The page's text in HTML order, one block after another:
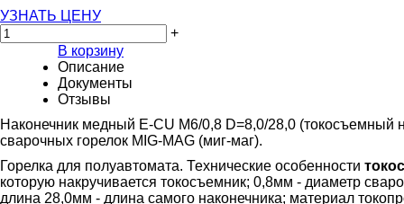
УЗНАТЬ ЦЕНУ
+
В корзину
Описание
Документы
Отзывы
Наконечник медный E-CU М6/0,8 D=8,0/28,0 (токосъемный
сварочных горелок MIG-MAG (миг-маг).
Горелка для полуавтомата. Технические особенности
которую накручивается токосъемник; 0,8мм - диаметр
длина 28,0мм - длина самого наконечника; материал